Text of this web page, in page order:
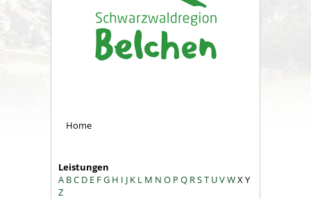
Home
Leistungen
A BC D E FG H I J K L M N O P Q RST UVWXY
Z